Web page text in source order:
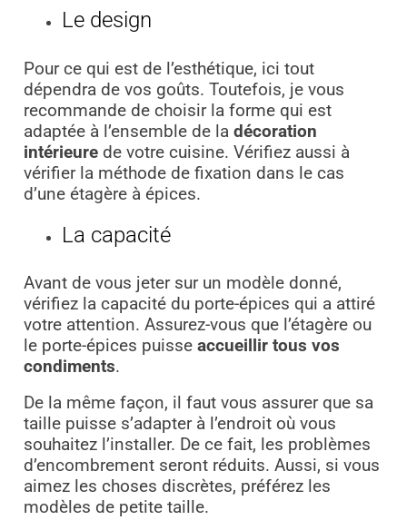
Le design
Pour ce qui est de l’esthétique, ici tout
dépendra de vos goûts. Toutefois, je vous
recommande de choisir la forme qui est
adaptée à l’ensemble de la décoration
intérieurede votre cuisine. Vérifiez aussi à
vérifier la méthode de fixation dans le cas
d’une étagère à épices.
La capacité
Avant de vous jeter sur un modèle donné,
vérifiez la capacité du porte-épices qui a attiré
votre attention. Assurez-vous que l’étagère ou
le porte-épices puisse accueillir tous vos
condiments.
De la même façon, il faut vous assurer que sa
taille puisse s’adapter à l’endroit où vous
souhaitez l’installer. De ce fait, les problèmes
d’encombrement seront réduits. Aussi, si vous
aimez les choses discrètes, préférez les
modèles de petite taille.